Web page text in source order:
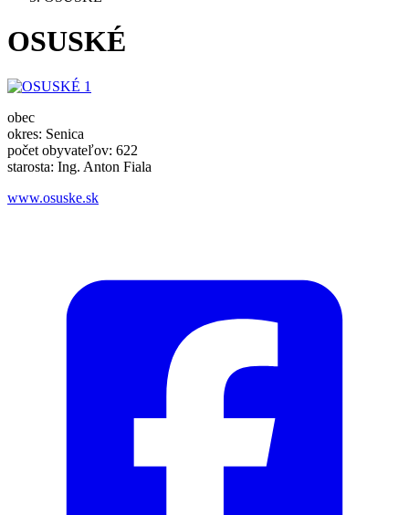
OSUSKÉ
obec
okres: Senica
počet obyvateľov: 622
starosta: Ing. Anton Fiala
www.osuske.sk